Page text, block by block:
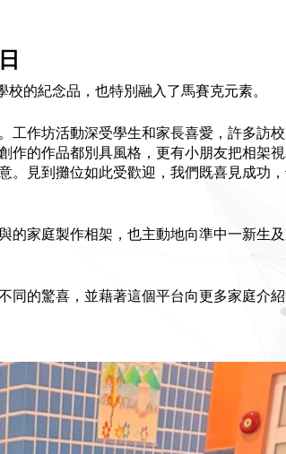
的紀念品，也特別融入了馬賽克元素。
工作坊活動深受學生和家長喜愛，許多訪
作的作品都別具風格，更有小朋友把相架
。見到攤位如此受歡迎，我們既喜見成功
的家庭製作相架，也主動地向準中一新生
的驚喜，並藉著這個平台向更多家庭介紹